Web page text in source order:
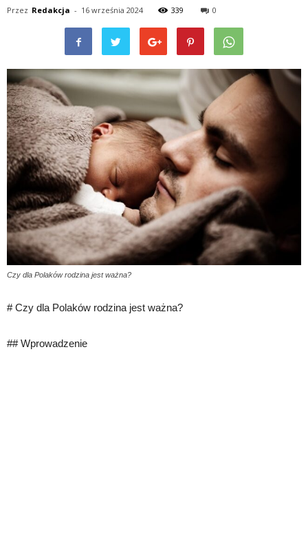
Przez Redakcja - 16 września 2024 339 0
Czy dla Polaków rodzina jest ważna?
# Czy dla Polaków rodzina jest ważna?
## Wprowadzenie